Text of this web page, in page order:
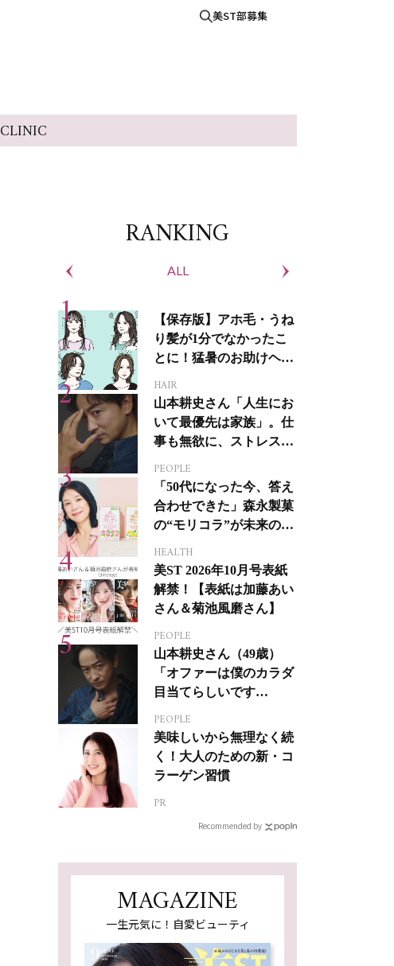
美ST部募集
CLINIC
RANKING
ALL
【保存版】アホ毛・うね
り髪が1分でなかったこ
とに！猛暑のお助けヘア
HAIR
山本耕史さん「人生にお
いて最優先は家族」。仕
事も無欲に、ストレスを
PEOPLE
「50代になった今、答え
合わせできた」森永製菓
の“モリコラ”が未来のキ
HEALTH
美ST 2026年10月号表紙
解禁！【表紙は加藤あい
さん＆菊池風磨さん】
PEOPLE
山本耕史さん（49歳）
「オファーは僕のカラダ
目当てらしいです
ジカルへの挑戦
PEOPLE
美味しいから無理なく続
く！大人のための新・コ
ラーゲン習慣
PR
Recommended by
MAGAZINE
一生元気に！自愛ビューティ